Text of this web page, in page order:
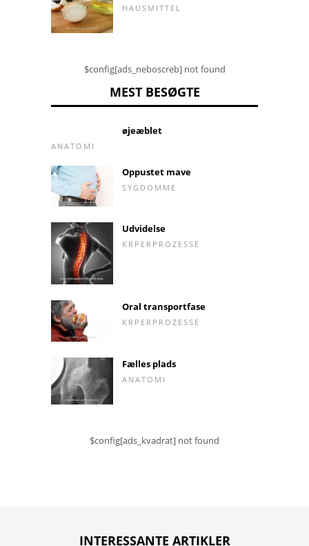
HAUSMITTEL
$config[ads_neboscreb] not found
MEST BESØGTE
øjeæblet
ANATOMI
Oppustet mave
SYGDOMME
Udvidelse
KRPERPROZESSE
Oral transportfase
KRPERPROZESSE
Fælles plads
ANATOMI
$config[ads_kvadrat] not found
INTERESSANTE ARTIKLER